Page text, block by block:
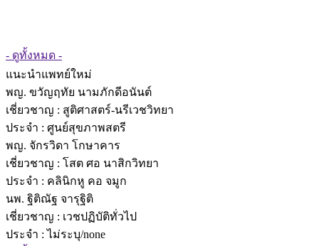
- ดูทั้งหมด -
แนะนำแพทย์ใหม่
พญ. ขวัญฤทัย นามภักดีอนันต์
เชี่ยวชาญ : สูติศาสตร์-นรีเวชวิทยา
ประจำ : ศูนย์สุขภาพสตรี
พญ. จักรวิดา โกษาคาร
เชี่ยวชาญ : โสต ศอ นาสิกวิทยา
ประจำ : คลินิกหู คอ จมูก
นพ. ฐิติณัฐ จารุฐิติ
เชี่ยวชาญ : เวชปฏิบัติทั่วไป
ประจำ : ไม่ระบุ/none